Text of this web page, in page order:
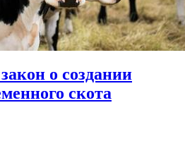
о создании
скота